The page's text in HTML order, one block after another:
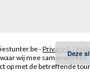
-Privacy &
wij mee
op met de betreffende
Deze